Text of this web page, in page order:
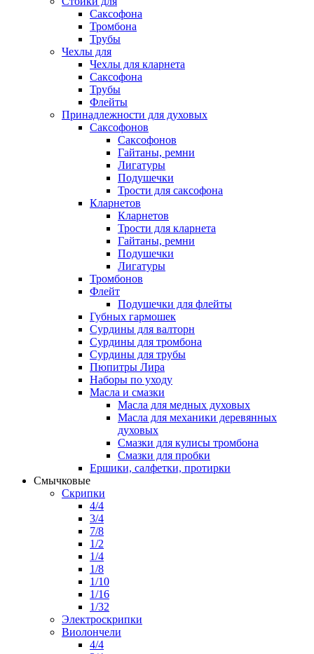
Саксофона
Тромбона
Трубы
Чехлы для
Чехлы для кларнета
Саксофона
Трубы
Флейты
Принадлежности для духовых
Саксофонов
Саксофонов
Гайтаны, ремни
Лигатуры
Подушечки
Трости для саксофона
Кларнетов
Кларнетов
Трости для кларнета
Гайтаны, ремни
Подушечки
Лигатуры
Тромбонов
Флейт
Подушечки для флейты
Губных гармошек
Сурдины для валторн
Сурдины для тромбона
Сурдины для трубы
Пюпитры Лира
Наборы по уходу
Масла и смазки
Масла для медных духовых
Масла для механики деревянных
духовых
Смазки для кулисы тромбона
Смазки для пробки
Ершики, салфетки, протирки
Смычковые
Скрипки
4/4
3/4
7/8
1/2
1/4
1/8
1/10
1/16
1/32
Электроскрипки
Виолончели
4/4